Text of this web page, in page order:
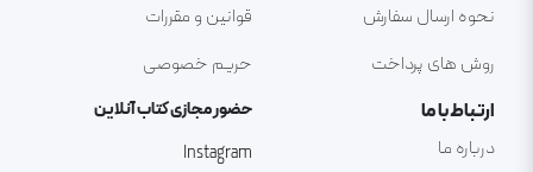
نحوه ارسال سفارش
روش های پرداخت
قوانین و مقررات
حریم خصوصی
ارتباط با ما
درباره ما
حضور مجازی کتاب آنلاین
Instagram